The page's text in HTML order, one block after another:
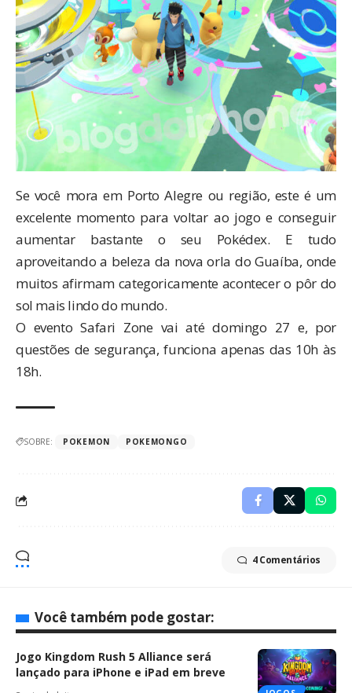
Se você mora em Porto Alegre ou região, este é um
excelente momento para voltar ao jogo e conseguir
aumentar bastante o seu Pokédex. E tudo
aproveitando a beleza da nova orla do Guaíba, onde
muitos afirmam categoricamente acontecer o pôr do
sol mais lindo do mundo.
O evento Safari Zone vai até domingo 27 e, por
questões de segurança, funciona apenas das 10h às
18h.
SOBRE: POKEMON POKEMONGO
4 Comentários
Você também pode gostar:
Jogo Kingdom Rush 5 Alliance será
lançado para iPhone e iPad em breve